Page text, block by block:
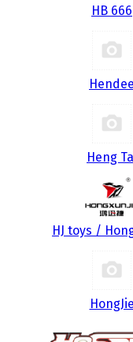
HB 666
Hendee
Heng
HJ toys /
HongJie